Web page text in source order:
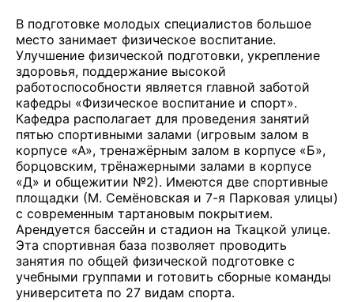
В подготовке молодых специалистов большое
место занимает физическое воспитание.
Улучшение физической подготовки, укрепление
здоровья, поддержание высокой
работоспособности является главной заботой
кафедры «Физическое воспитание и спорт».
Кафедра располагает для проведения занятий
пятью спортивными залами (игровым залом в
корпусе «А», тренажёрным залом в корпусе «Б»,
борцовским, трёнажерными залами в корпусе
«Д» и общежитии №2). Имеются две спортивные
площадки (М. Семёновская и 7-я Парковая улицы)
с современным тартановым покрытием.
Арендуется бассейн и стадион на Ткацкой улице.
Эта спортивная база позволяет проводить
занятия по общей физической подготовке с
учебными группами и готовить сборные команды
университета по 27 видам спорта.